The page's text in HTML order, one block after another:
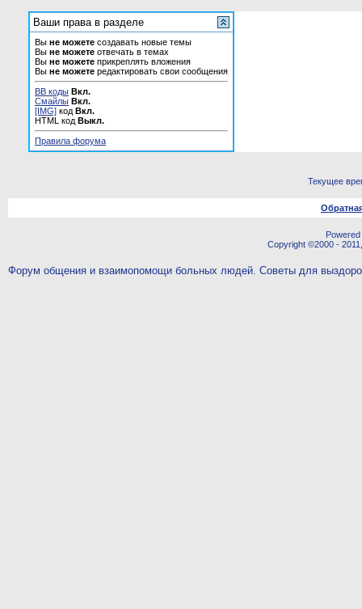
Ваши права в разделе
Вы не можете создавать новые темы
Вы не можете отвечать в темах
Вы не можете прикреплять вложения
Вы не можете редактировать свои сообщения
BB коды Вкл.
Смайлы Вкл.
[IMG] код Вкл.
HTML код Выкл.
Правила форума
Текущее
Copyright ©2000 -
Форум общения и взаимопомощи больных людей. Советы для